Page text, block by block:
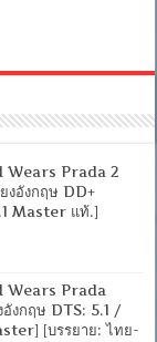
Wears Prada 2
งอังกฤษ DD+
Master แท้.]
Wears Prada
อังกฤษ DTS: 5.1 /
[บรรยาย: ไทย-